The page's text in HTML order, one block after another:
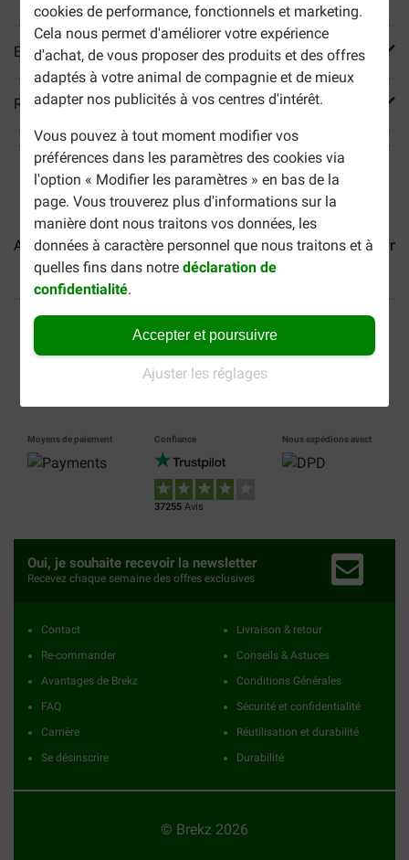
cookies de performance, fonctionnels et marketing.
Cela nous permet d'améliorer votre expérience
d'achat, de vous proposer des produits et des offres
adaptés à votre animal de compagnie et de mieux
adapter nos publicités à vos centres d'intérêt.
Vous pouvez à tout moment modifier vos
préférences dans les paramètres des cookies via
l'option « Modifier les paramètres » en bas de la
page. Vous trouverez plus d'informations sur la
manière dont nous traitons vos données, les
données à caractère personnel que nous traitons et à
quelles fins dans notredéclaration de
confidentialité.
Accepter et poursuivre
Ajuster les réglages
En savoir plus
Reviews
Almo Nature HFC Jelly... Almo Nature HFC Natural...
69 €
Paiement sécurisé
Moyens de paiement Confiance
37255 Avis
Nous expédions avect
Oui, je souhaite recevoir la newsletter
Recevez chaque semaine des offres exclusives
Contact
Re-commander
Avantages de Brekz
FAQ
Carrière
Se désinscrire
Livraison & retour
Conseils & Astuces
Conditions Générales
Sécurité et confidentialité
Réutilisation et durabilité
Durabilité
© Brekz 2026